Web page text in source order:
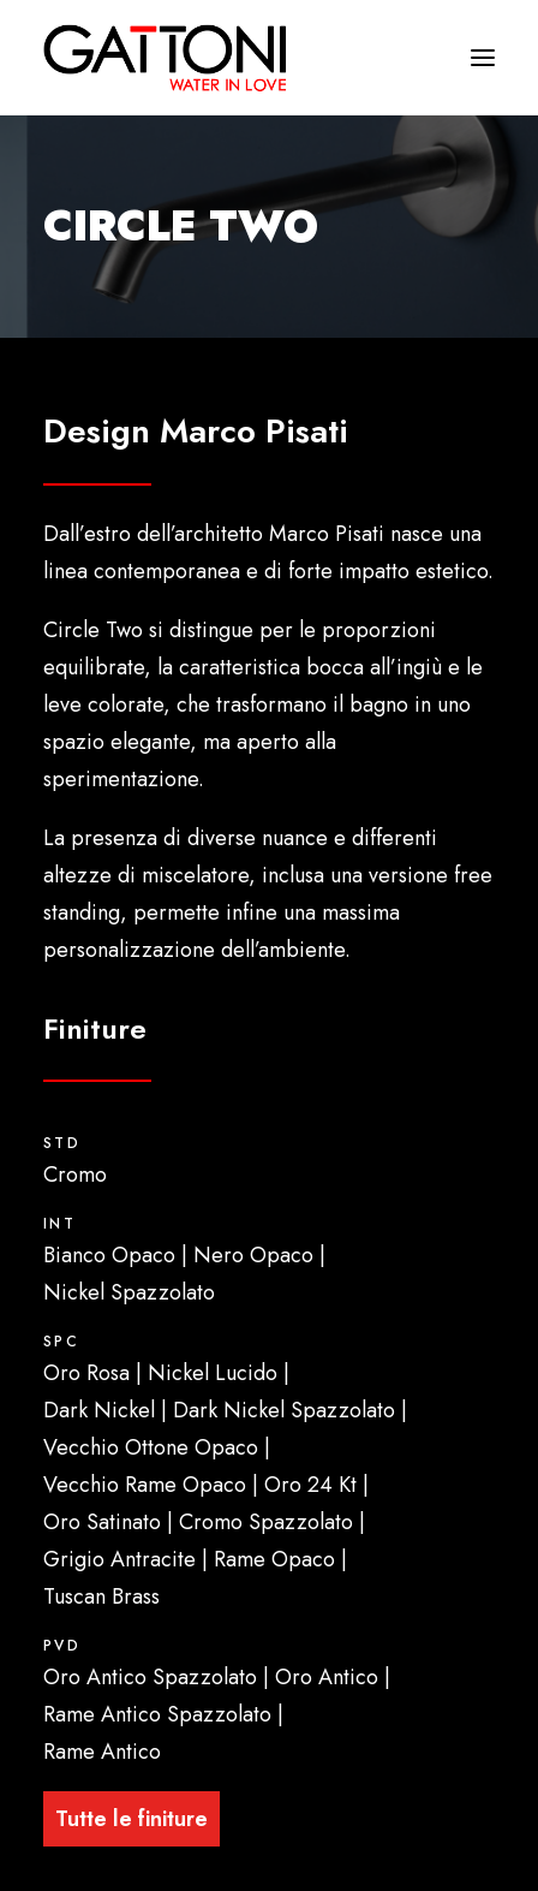
Ambienti
Prodotti
Finiture
Dove acquistare
CIRCLE TWO
Design Marco Pisati
Dall’estro dell’architetto Marco Pisati nasce una
linea contemporanea e di forte impatto estetico.
Circle Two si distingue per le proporzioni
equilibrate, la caratteristica bocca all’ingiù e le
leve colorate, che trasformano il bagno in uno
spazio elegante, ma aperto alla
sperimentazione.
La presenza di diverse nuance e differenti
altezze di miscelatore, inclusa una versione free
standing, permette infine una massima
personalizzazione dell’ambiente.
Finiture
STD
Cromo
INT
Bianco Opaco | Nero Opaco |
Nickel Spazzolato
SPC
Oro Rosa | Nickel Lucido |
Dark Nickel | Dark Nickel Spazzolato |
Vecchio Ottone Opaco |
Vecchio Rame Opaco | Oro 24 Kt |
Oro Satinato | Cromo Spazzolato |
Grigio Antracite | Rame Opaco |
Tuscan Brass
PVD
Oro Antico Spazzolato | Oro Antico |
Rame Antico Spazzolato |
Rame Antico
Tutte le finiture